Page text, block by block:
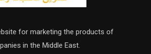
for marketing the products of
in the Middle East.